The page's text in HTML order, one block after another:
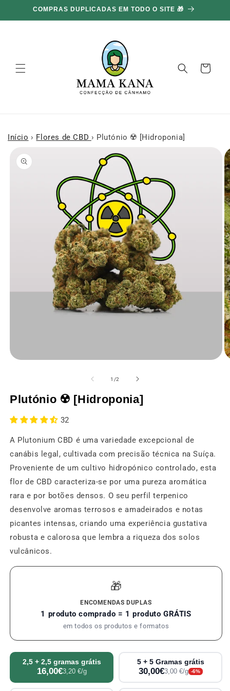
ir para o
conteúdo
COMPRAS DUPLICADAS EM TODO O SITE 🎁
Carrinho
Início › Flores de CBD › Plutónio ☢️ [Hidroponia]
informações
do produto
numa
janela
1 /de
2
Plutónio ☢️ [Hidroponia]
32
A Plutonium CBD é uma variedade excepcional de
canábis legal, cultivada com precisão técnica na Suíça.
Proveniente de um cultivo hidropónico controlado, esta
flor de CBD caracteriza-se por uma pureza aromática
rara e por botões densos. O seu perfil terpenico
desenvolve aromas terrosos e amadeirados e notas
picantes intensas, criando uma experiência gustativa
robusta e calorosa que lembra a riqueza dos solos
vulcânicos.
🎁
ENCOMENDAS DUPLAS
1 produto comprado = 1 produto GRÁTIS
em todos os produtos e formatos
2,5 + 2,5 gramas grátis
16,00€3,20 €/g
5 + 5 Gramas grátis
30,00€3,00 €/g -6%